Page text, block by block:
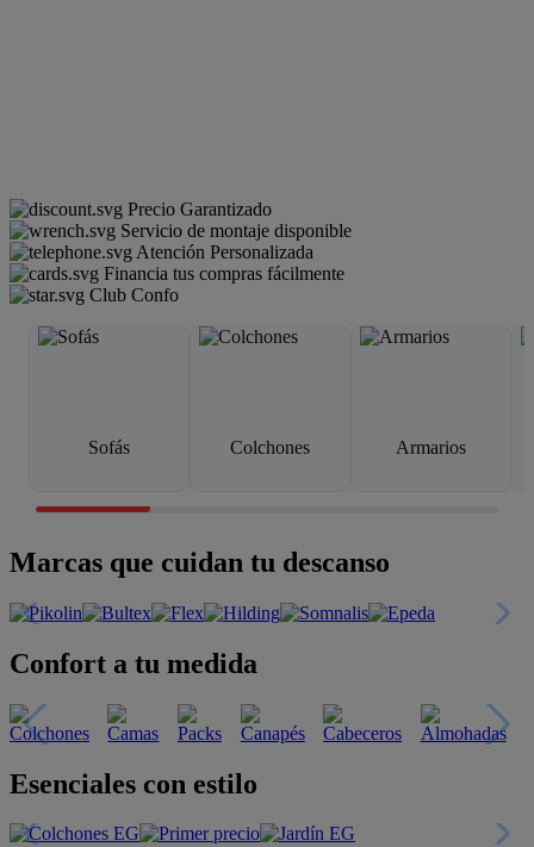
Precio Garantizado
Servicio de montaje disponible
Atención Personalizada
Financia tus compras fácilmente
Club Confo
Sofás Colchones Armarios
Marcas que cuidan tu descanso
Confort a tu medida
Esenciales con estilo